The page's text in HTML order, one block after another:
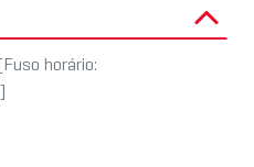
[Fuso horário: